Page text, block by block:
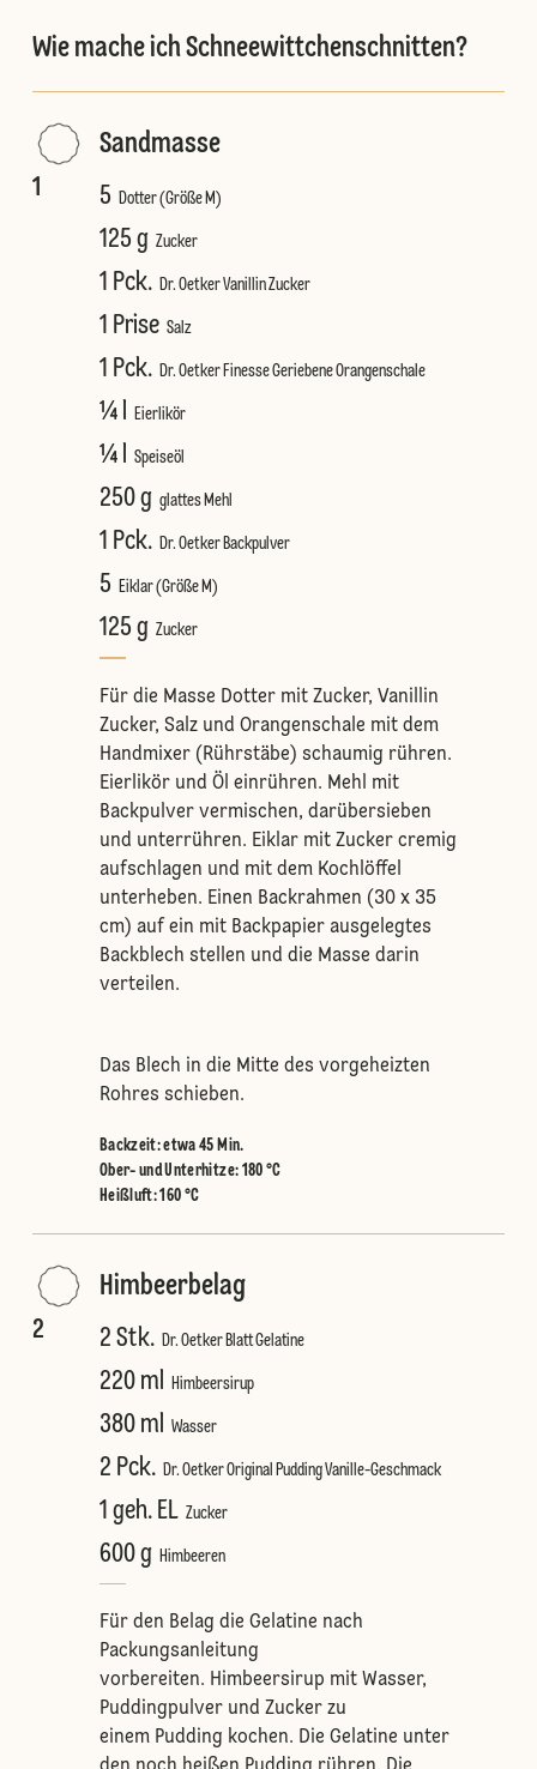
Wie mache ich Schneewittchenschnitten?
1
Sandmasse
5 Dotter (Größe M)
125 g Zucker
1 Pck. Dr. Oetker Vanillin Zucker
1 Prise Salz
1 Pck. Dr. Oetker Finesse Geriebene Orangenschale
¼ l Eierlikör
¼ l Speiseöl
250 g glattes Mehl
1 Pck. Dr. Oetker Backpulver
5 Eiklar (Größe M)
125 g Zucker
Für die Masse Dotter mit Zucker, Vanillin
Zucker, Salz und Orangenschale mit dem
Handmixer (Rührstäbe) schaumig rühren.
Eierlikör und Öl einrühren. Mehl mit
Backpulver vermischen, darübersieben
und unterrühren. Eiklar mit Zucker cremig
aufschlagen und mit dem Kochlöffel
unterheben. Einen Backrahmen (30 x 35
cm) auf ein mit Backpapier ausgelegtes
Backblech stellen und die Masse darin
verteilen.
Das Blech in die Mitte des vorgeheizten
Rohres schieben.
Backzeit: etwa 45 Min.
Ober- und Unterhitze: 180 °C
Heißluft:160 °C
2
Himbeerbelag
2 Stk. Dr. Oetker Blatt Gelatine
220 ml Himbeersirup
380 ml Wasser
2 Pck. Dr. Oetker Original Pudding Vanille-Geschmack
1 geh. EL Zucker
600 g Himbeeren
Für den Belag die Gelatine nach
Packungsanleitung
vorbereiten. Himbeersirup mit Wasser,
Puddingpulver und Zucker zu
einem Pudding kochen. Die Gelatine unter